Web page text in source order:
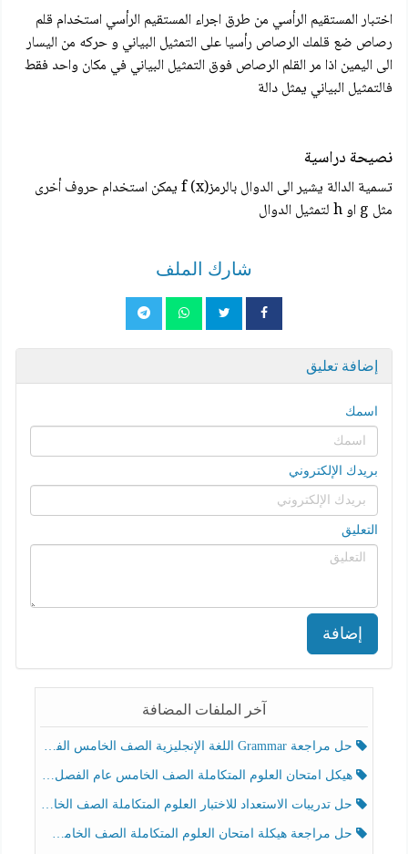
اختبار المستقيم الرأسي من طرق اجراء المستقيم الرأسي استخدام قلم
رصاص ضع قلمك الرصاص رأسيا على التمثيل البياني و حركه من اليسار
الى اليمين اذا مر القلم الرصاص فوق التمثيل البياني في مكان واحد فقط
فالتمثيل البياني يمثل دالة
نصيحة دراسية
تسمية الدالة يشير الى الدوال بالرمز(f (x يمكن استخدام حروف أخرى
مثل g او h لتمثيل الدوال
شارك الملف
إضافة تعليق
اسمك
بريدك الإلكتروني
التعليق
إضافة
آخر الملفات المضافة
حل مراجعة Grammar اللغة الإنجليزية الصف الخامس الفصل الثالث
هيكل امتحان العلوم المتكاملة الصف الخامس عام الفصل الدراسي الثالث 2025-2026
حل تدريبات الاستعداد للاختبار العلوم المتكاملة الصف الخامس عام الفصل الثالث
حل مراجعة هيكلة امتحان العلوم المتكاملة الصف الخامس انسبير الفصل الثالث